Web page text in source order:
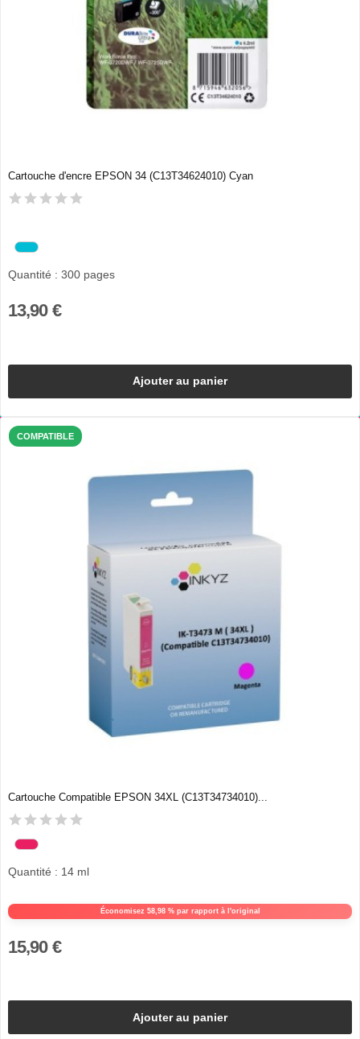
Cartouche d'encre EPSON 34 (C13T34624010) Cyan
Quantité : 300 pages
13,90 €
Ajouter au panier
COMPATIBLE
Cartouche Compatible EPSON 34XL (C13T34734010)...
Économisez 58,98 % par rapport à l'original
Quantité : 14 ml
15,90 €
Ajouter au panier